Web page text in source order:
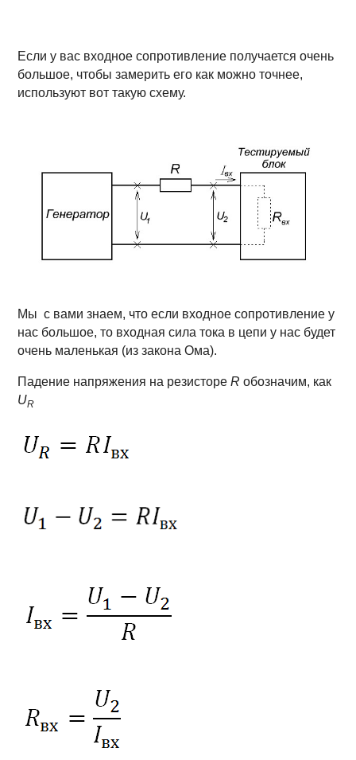
Если у вас входное сопротивление получается очень
большое, чтобы замерить его как можно точнее,
используют вот такую схему.
Мы с вами знаем, что если входное сопротивление у
нас большое, то входная сила тока в цепи у нас будет
очень маленькая (из закона Ома).
Падение напряжения на резистореR обозначим, как
UR